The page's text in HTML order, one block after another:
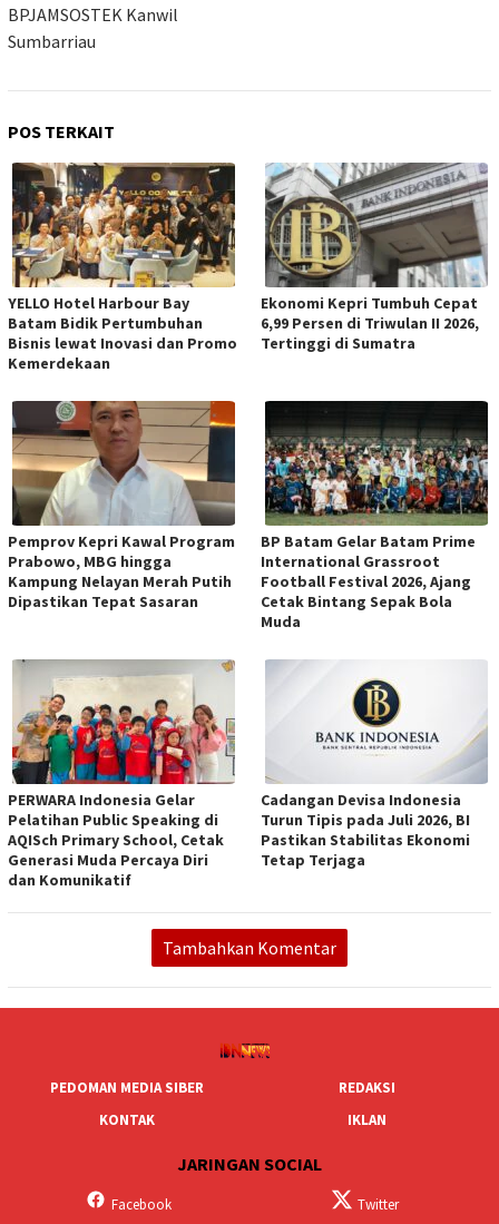
BPJAMSOSTEK Kanwil
Sumbarriau
POS TERKAIT
YELLO Hotel Harbour Bay
Batam Bidik Pertumbuhan
Bisnis lewat Inovasi dan Promo
Kemerdekaan
Ekonomi Kepri Tumbuh Cepat
6,99 Persen di Triwulan II 2026,
Tertinggi di Sumatra
Pemprov Kepri Kawal Program
Prabowo, MBG hingga
Kampung Nelayan Merah Putih
Dipastikan Tepat Sasaran
BP Batam Gelar Batam Prime
International Grassroot
Football Festival 2026, Ajang
Cetak Bintang Sepak Bola
Muda
PERWARA Indonesia Gelar
Pelatihan Public Speaking di
AQISch Primary School, Cetak
Generasi Muda Percaya Diri
dan Komunikatif
Cadangan Devisa Indonesia
Turun Tipis pada Juli 2026, BI
Pastikan Stabilitas Ekonomi
Tetap Terjaga
Tambahkan Komentar
PEDOMAN MEDIA SIBER
REDAKSI
KONTAK
IKLAN
JARINGAN SOCIAL
Facebook Twitter